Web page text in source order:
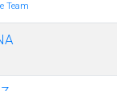
Team